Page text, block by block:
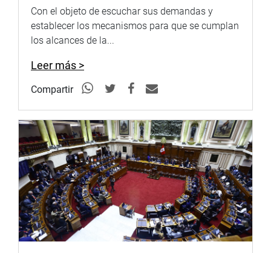
Con el objeto de escuchar sus demandas y
establecer los mecanismos para que se cumplan
los alcances de la...
Leer más >
Compartir